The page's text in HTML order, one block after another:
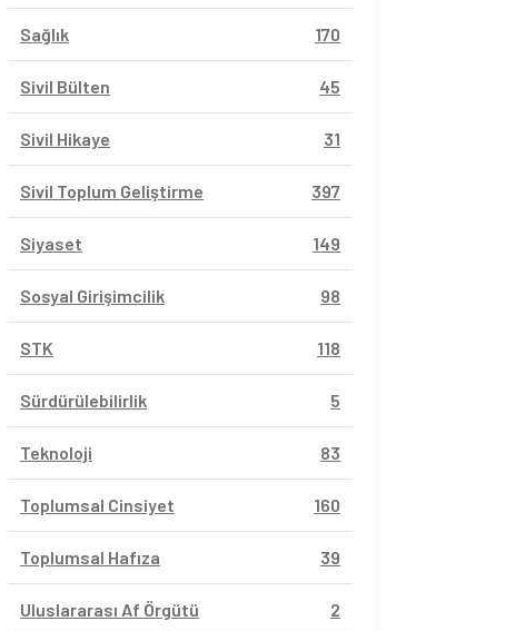
Sağlık 170
Sivil Bülten 45
Sivil Hikaye 31
Sivil Toplum Geliştirme 397
Siyaset 149
Sosyal Girişimcilik 98
STK 118
Sürdürülebilirlik 5
Teknoloji 83
Toplumsal Cinsiyet 160
Toplumsal Hafıza 39
Uluslararası Af Örgütü 2